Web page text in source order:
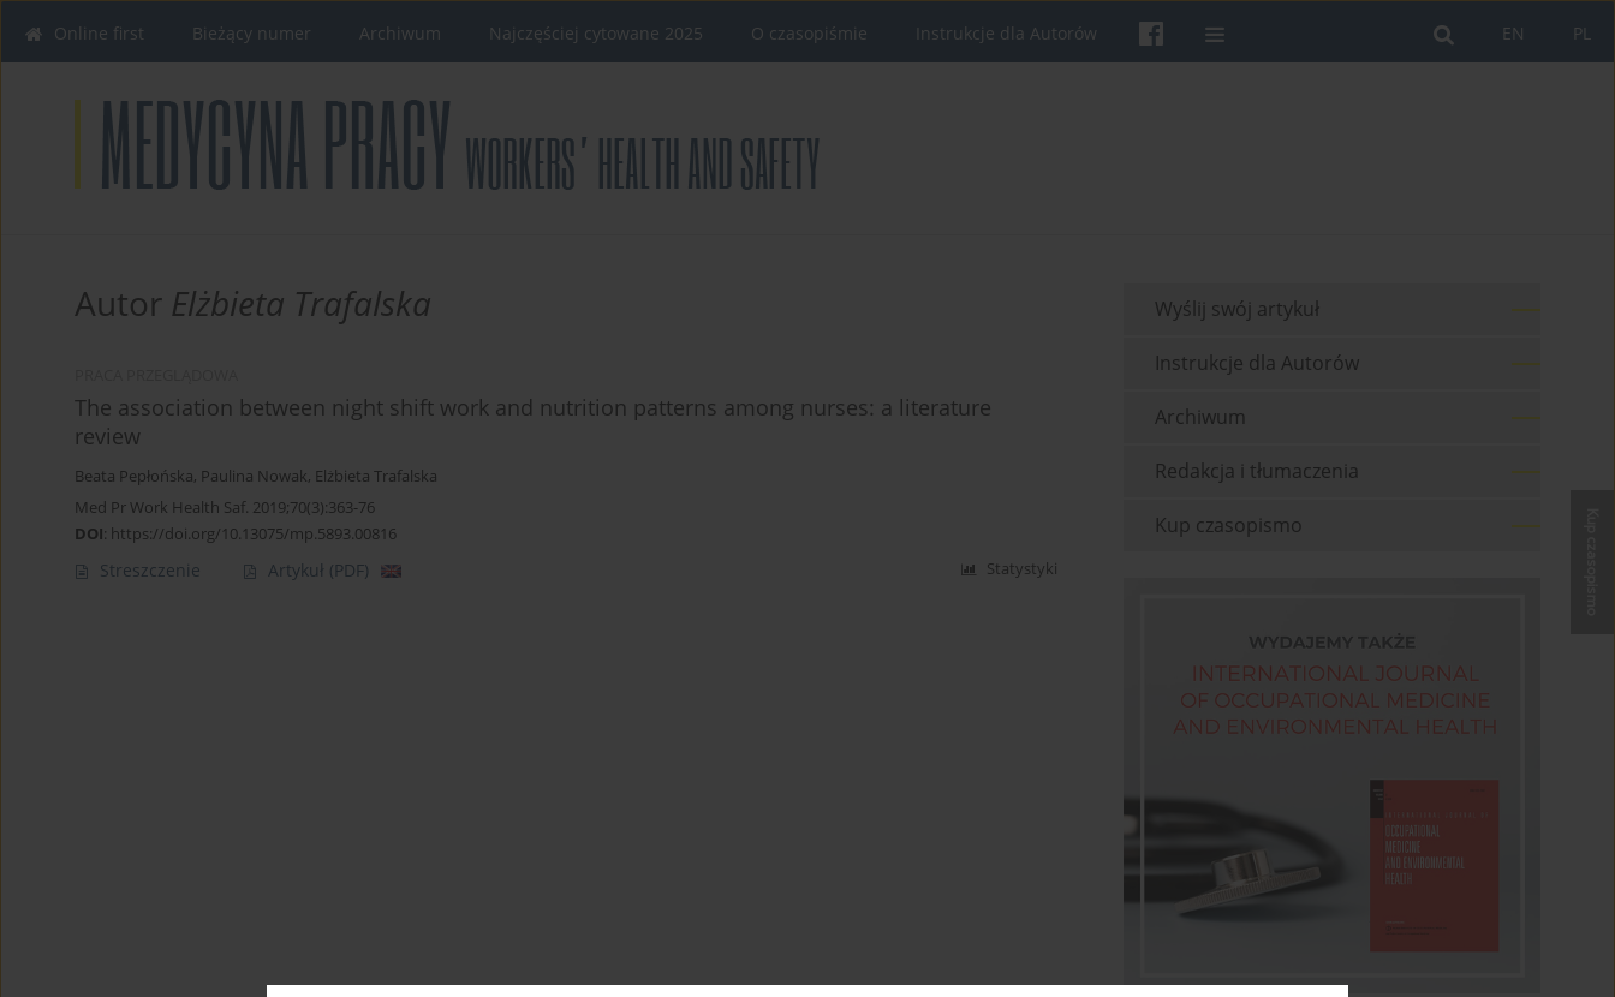
PL
EN
Online first Bieżący numer Archiwum Najczęściej cytowane 2025 O czasopiśmie Instrukcje dla Autorów
Autor Elżbieta Trafalska
The association between night shift work and nutrition patterns among nurses: a literature
review
Beata Pepłońska, Paulina Nowak, Elżbieta Trafalska
Med Pr Work Health Saf. 2019;70(3):363-76
DOI: https://doi.org/10.13075/mp.5893.00816
Streszczenie Artykuł (PDF) Statystyki
Wyślij swój artykuł
Instrukcje dla Autorów
Archiwum
Redakcja i tłumaczenia
Kup czasopismo